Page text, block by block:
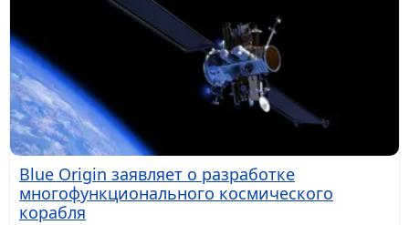
Blue Origin заявляет о разработке
многофункционального космического
корабля